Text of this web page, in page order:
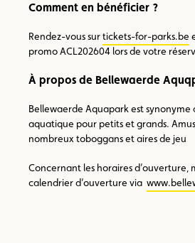
Comment en bénéficier ?
Rendez-vous surtickets-for-parks.be
promo ACL202604 lors de votre
À propos de Bellewaerde
Bellewaerde Aquapark est synonyme
aquatique pour petits et grands.
nombreux toboggans et aires de jeu
Concernant les horaires d’ouverture,
calendrier d’ouverture via